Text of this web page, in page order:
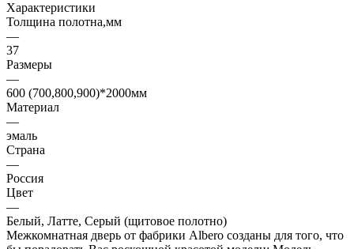
Характеристики
Толщина полотна,мм
—
37
Размеры
—
600 (700,800,900)*2000мм
Материал
—
эмаль
Страна
—
Россия
Цвет
—
Белый, Латте, Серый (щитовое полотно)
Межкомнатная дверь от фабрики Albero созданы для того, что